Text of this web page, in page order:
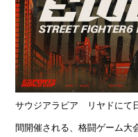
サウジアラビア リヤドにて
間開催される、格闘ゲーム大